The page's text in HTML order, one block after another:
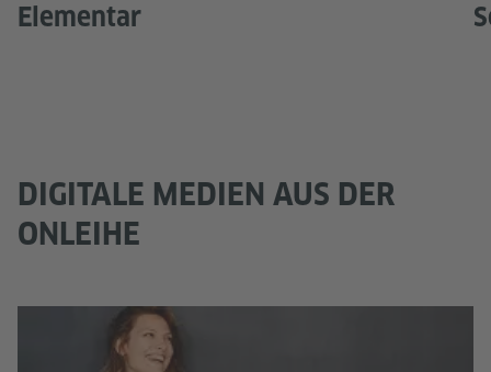
Elementar
DIGITALE MEDIEN AUS DER
ONLEIHE